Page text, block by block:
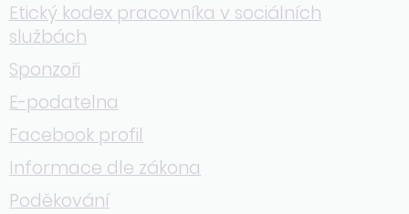
Etický kodex pracovníka v sociálních
službách
Sponzoři
E-podatelna
Facebook profil
Informace dle zákona
Poděkování